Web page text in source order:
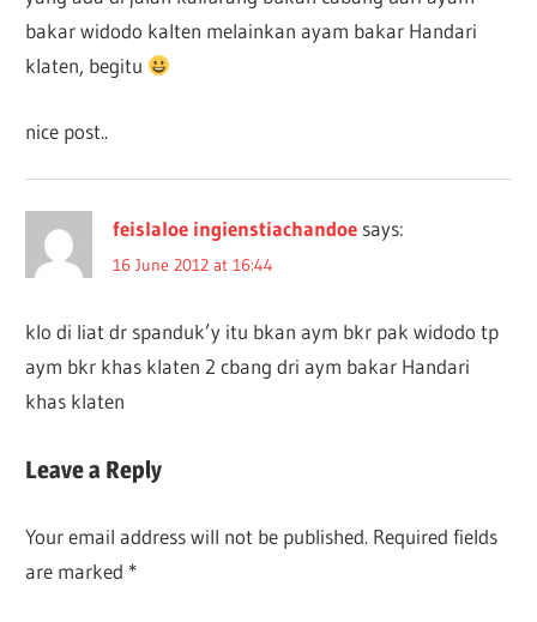
bakar widodo kalten melainkan ayam bakar Handari
klaten, begitu
nice post..
feislaloe ingienstiachandoe says:
16 June 2012 at 16:44
klo di liat dr spanduk’y itu bkan aym bkr pak widodo tp
aym bkr khas klaten 2 cbang dri aym bakar Handari
khas klaten
Leave a Reply
Your email address will not be published. Required fields
are marked *